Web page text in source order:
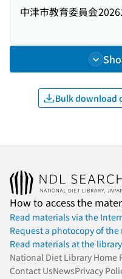
中津市教育委員会
Bulk download
How to access the
Read materials via the
Request a photocopy of
Read materials at the library
National Diet Library Home
Contact UsNewsPrivacy